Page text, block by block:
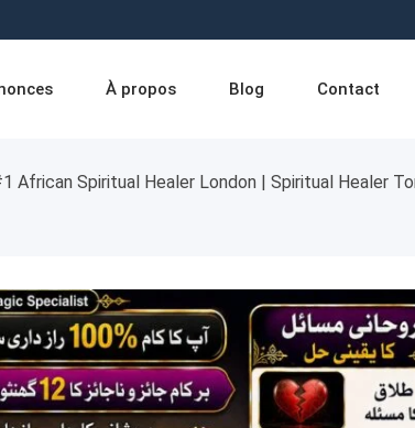
À propos Blog Contact
African Spiritual Healer London | Spiritual Healer